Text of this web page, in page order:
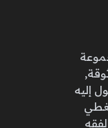
إليه